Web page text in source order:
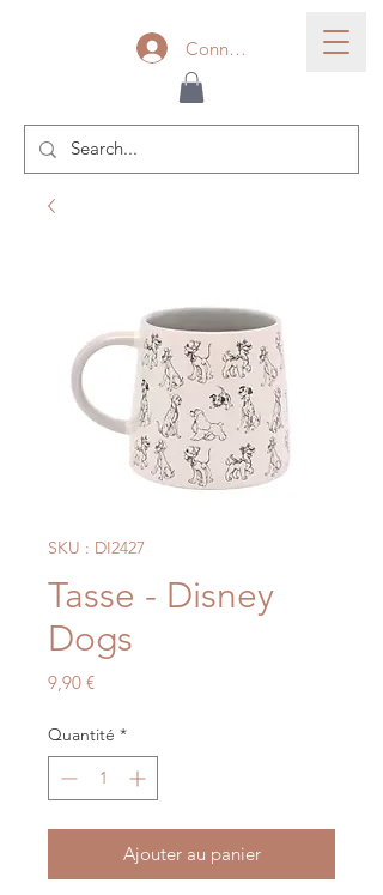
Connexion
SKU : DI2427
Tasse - Disney
Dogs
9,90 €Prix
Quantité *
Ajouter au panier